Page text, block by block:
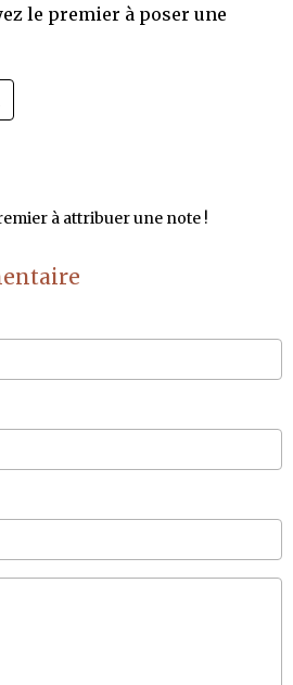
le premier à poser une
à attribuer une note !